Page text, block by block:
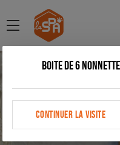
menu
Boite de 6
CONTINUER LA VISITE